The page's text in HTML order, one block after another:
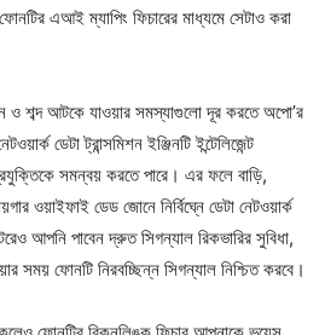
এআই ম্যাপিং ফিচারের মাধ্যমে সেটাও করা
ও শব্দ আটকে যাওয়ার সমস্যাগুলো দূর করতে অপো’র
ডেটা ট্রান্সমিশন ইঞ্জিনটি ইন্টেলিজেন্ট
সমন্বয় করতে পারে। এর ফলে বাড়ি,
ওয়াইফাই ডেড জোনে নির্বিঘ্নে ডেটা নেটওয়ার্ক
আপনি পাবেন দ্রুত সিগন্যাল রিকভারির সুবিধা,
সময় ফোনটি নিরবচ্ছিন্ন সিগন্যাল নিশ্চিত করবে।